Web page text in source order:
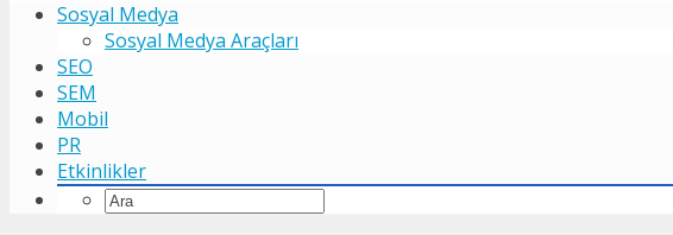
Sosyal Medya
Sosyal Medya Araçları
SEO
SEM
Mobil
PR
Etkinlikler